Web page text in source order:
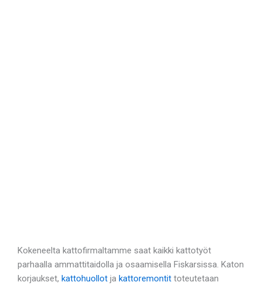
Kokeneelta kattofirmaltamme saat kaikki kattotyöt
parhaalla ammattitaidolla ja osaamisella Fiskarsissa. Katon
korjaukset, kattohuollot ja kattoremontit toteutetaan